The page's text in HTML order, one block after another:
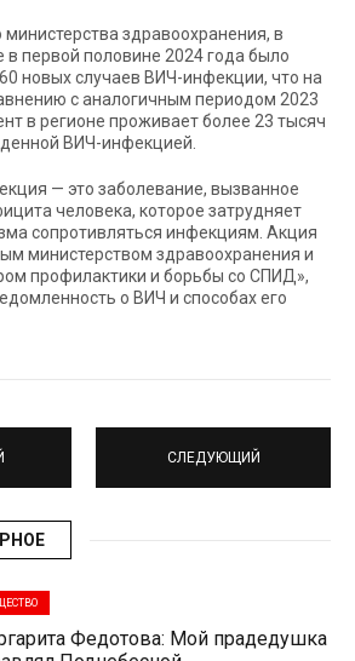
здравоохранения, в
в первой половине 2024 года было
новых случаев ВИЧ-инфекции, что на
с аналогичным периодом 2023
в регионе проживает более 23 тысяч
ВИЧ-инфекцией.
— это заболевание, вызванное
человека, которое затрудняет
сопротивляться инфекциям. Акция
министерством здравоохранения и
профилактики и борьбы со СПИД»,
о ВИЧ и способах его
СЛЕДУЮЩИЙ
Федотова: Мой прадедушка